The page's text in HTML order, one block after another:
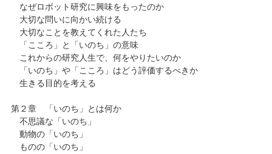
なぜロボット研究に興味をもったのか
大切な問いに向かい続ける
大切なことを教えてくれた人たち
「こころ」と「いのち」の意味
これからの研究人生で、何をやりたいのか
「いのち」や「こころ」はどう評価するべきか
生きる目的を考える
第２章 「いのち」とは何か
不思議な「いのち」
動物の「いのち」
ものの「いのち」